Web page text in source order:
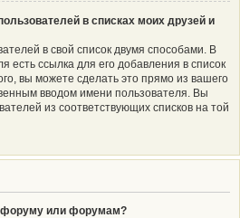
в списках моих друзей и
в свой список двумя способами. В
есть ссылка для его добавления в список
вы можете сделать это прямо из вашего
вводом имени пользователя. Вы
из соответствующих списков на той
форуму или форумам?